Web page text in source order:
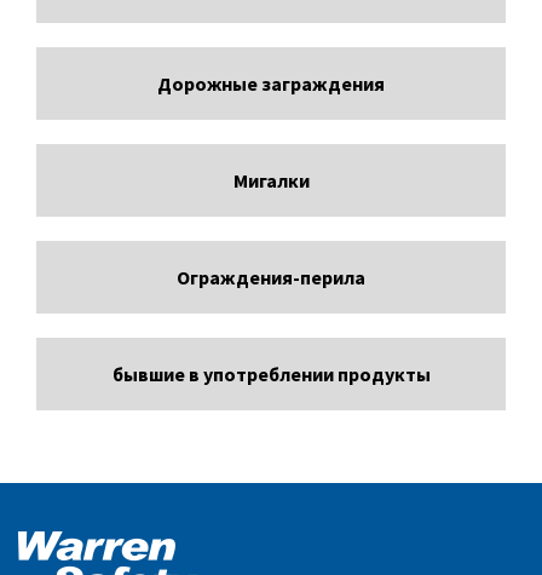
Дорожные заграждения
Мигалки
Ограждения-перила
бывшие в употреблении продукты